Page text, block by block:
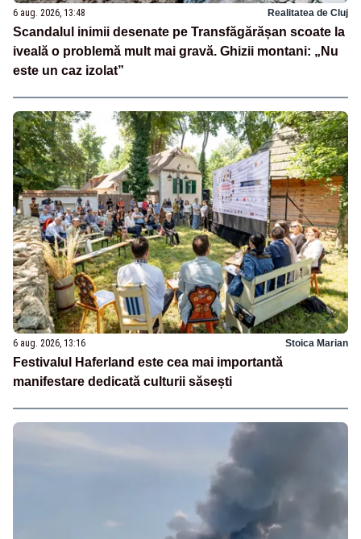
6 aug. 2026, 13:48 Realitatea de Cluj
Scandalul inimii desenate pe Transfăgărășan scoate la
iveală o problemă mult mai gravă. Ghizii montani: „Nu
este un caz izolat”
6 aug. 2026, 13:16 Stoica Marian
Festivalul Haferland este cea mai importantă
manifestare dedicată culturii săsești